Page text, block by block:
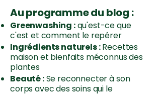
Au programme du blog :
Greenwashing :qu'est-ce que
c'est et comment le repérer
Ingrédients naturels :Recettes
maison et bienfaits méconnus des
plantes
Beauté :Se reconnecter à son
corps avec des soins qui le